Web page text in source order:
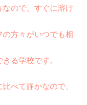
ので、すぐに溶け
方々がいつでも相
る学校です。
べて静かなので、